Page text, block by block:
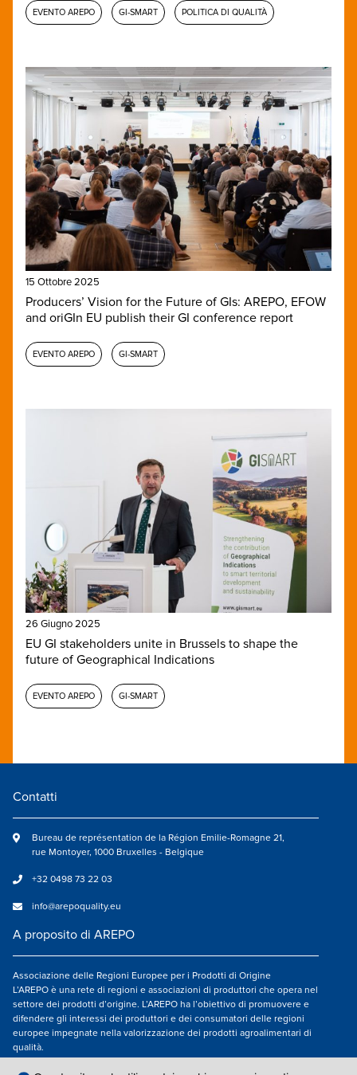
EVENTO AREPO GI-SMART POLITICA DI QUALITÀ
15 Ottobre 2025
Producers’ Vision for the Future of GIs: AREPO, EFOW
and oriGIn EU publish their GI conference report
EVENTO AREPO GI-SMART
26 Giugno 2025
EU GI stakeholders unite in Brussels to shape the
future of Geographical Indications
EVENTO AREPO GI-SMART
Contatti
Bureau de représentation de la Région Emilie-Romagne 21,
rue Montoyer, 1000 Bruxelles - Belgique
+32 0498 73 22 03
info@arepoquality.eu
A proposito di AREPO
Associazione delle Regioni Europee per i Prodotti di Origine
L’AREPO è una rete di regioni e associazioni di produttori che opera nel
settore dei prodotti d’origine. L’AREPO ha l’obiettivo di promuovere e
difendere gli interessi dei produttori e dei consumatori delle regioni
europee impegnate nella valorizzazione dei prodotti agroalimentari di
qualità.